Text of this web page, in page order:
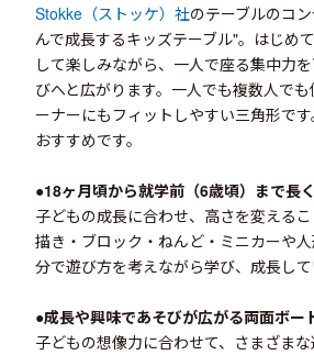
Stokke（ストッケ）社のテーブルのコ
んで成長するキッズテーブル"。はじめ
して楽しみながら、一人で座る集中力
びへと広がります。一人でも複数人で
ーナーにもフィットしやすい三角形です
おすすめです。
●18ヶ月頃から就学前（6歳頃）まで長
子どもの成長に合わせ、高さを変える
描き・ブロック・ねんど・ミニカーや
分で遊び方を考えながら学び、成長して
●成長や興味であそびが広がる両面ボー
子どもの想像力に合わせて、さまざま